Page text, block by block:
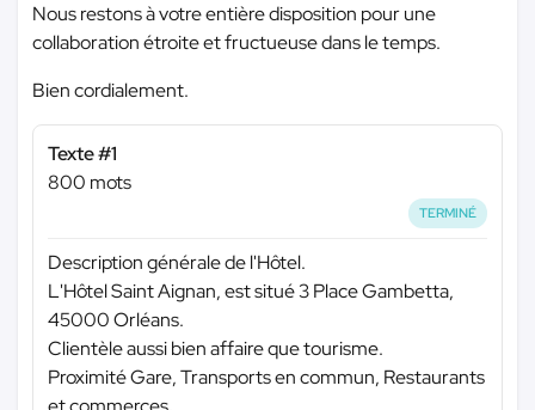
Nous restons à votre entière disposition pour une
collaboration étroite et fructueuse dans le temps.
Bien cordialement.
Texte #1
800 mots
TERMINÉ
Description générale de l'Hôtel.
L'Hôtel Saint Aignan, est situé 3 Place Gambetta,
45000 Orléans.
Clientèle aussi bien affaire que tourisme.
Proximité Gare, Transports en commun, Restaurants